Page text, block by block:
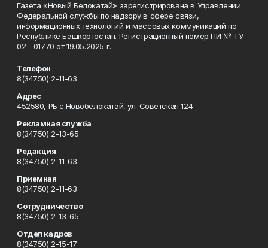
Газета «Новый Белокатай» зарегистрирована в Управлении
Федеральной службы по надзору в сфере связи,
информационных технологий и массовых коммуникаций по
Республике Башкортостан. Регистрационный номер ПИ № ТУ
02 - 01770 от 19.05.2025 г.
Телефон
8(34750) 2-11-63
Адрес
452580, РБ с.Новобелокатай, ул. Советская 124
Рекламная служба
8(34750) 2-13-65
Редакция
8(34750) 2-11-63
Приемная
8(34750) 2-11-63
Сотрудничество
8(34750) 2-13-65
Отдел кадров
8(34750) 2-15-17